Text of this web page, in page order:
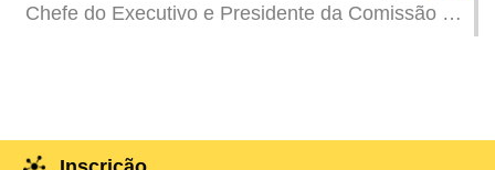
Chefe do Executivo e Presidente da Comissão de
Nacional da RAEM de 2026 e na cerimónia de